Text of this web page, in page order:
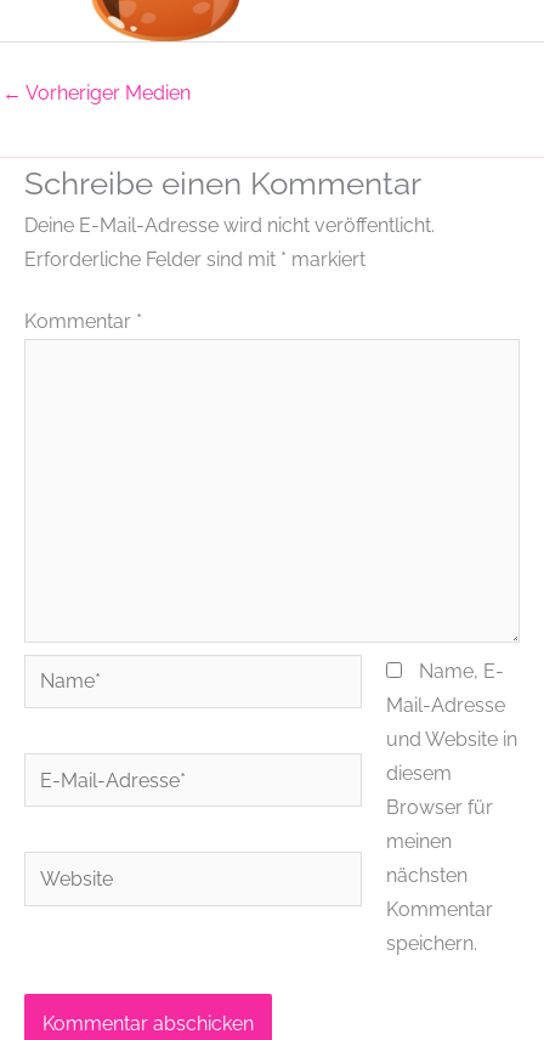
← Vorheriger Medien
Schreibe einen Kommentar
Deine E-Mail-Adresse wird nicht veröffentlicht.
Erforderliche Felder sind mit * markiert
Kommentar *
Name*
E-
Mail-
Website
Name, E-
Mail-Adresse
und Website in
diesem
Browser für
meinen
nächsten
Kommentar
speichern.